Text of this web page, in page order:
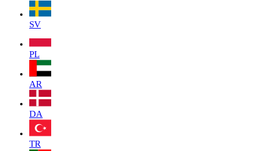
SV
PL
AR
DA
TR